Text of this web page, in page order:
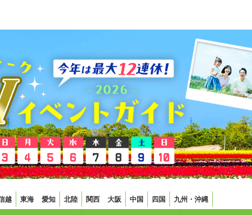
越 東海 愛知 北陸 関西 大阪 中国 四国 九州・沖縄